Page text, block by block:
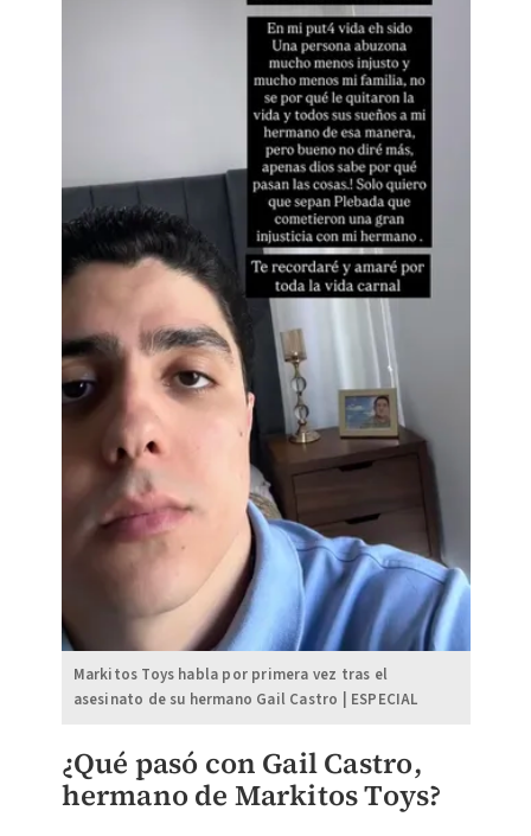
Markitos Toys habla por primera vez tras el
asesinato de su hermano Gail Castro | ESPECIAL
¿Qué pasó con Gail Castro,
hermano de Markitos Toys?